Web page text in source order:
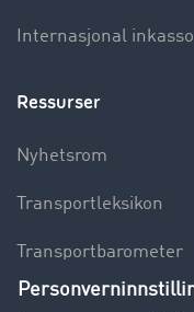
Internasjonal inkasso
Ressurser
Nyhetsrom
Transportleksikon
Transportbarometer
Innsyn i fraktbørsen